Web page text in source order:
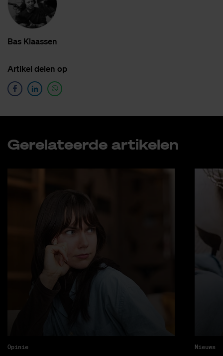
Bas Klaas­sen
Ar­ti­kel de­len op
Ge­re­la­teer­de ar­ti­ke­len
Opinie Nieuws